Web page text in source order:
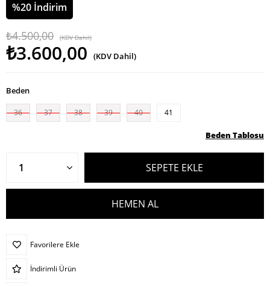
%20 İndirim
₺4.500,00 (KDV Dahil)
₺3.600,00 (KDV Dahil)
Beden
36 37 38 39 40 41
Beden Tablosu
Favorilere Ekle
İndirimli Ürün